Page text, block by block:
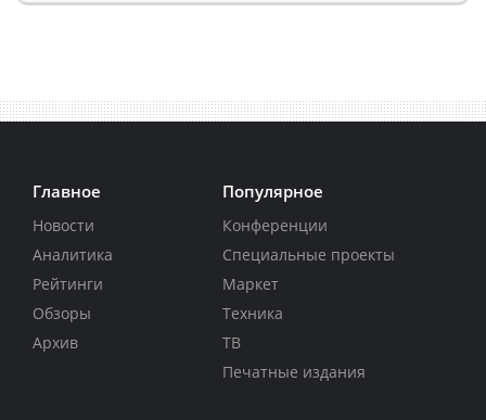
Главное
Новости
Аналитика
Рейтинги
Обзоры
Архив
Популярное
Конференции
Специальные проекты
Маркет
Техника
ТВ
Печатные издания